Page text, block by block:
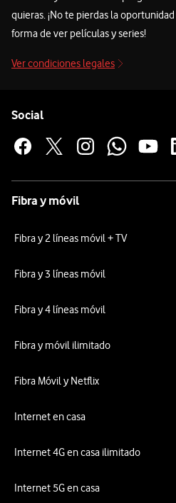
quieras. ¡No te pierdas la
forma de ver películas y series!
Ver condiciones legales
Social
Fibra y móvil
Fibra y 2 líneas móvil + TV
Fibra y 3 líneas móvil
Fibra y 4 líneas móvil
Fibra y móvil ilimitado
Fibra Móvil y Netflix
Internet en casa
Internet 4G en casa ilimitado
Internet 5G en casa